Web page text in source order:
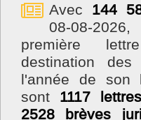
Avec 144
08-08-
première
destination des
l'année de son
sont 1117 lettres
2528 brèves